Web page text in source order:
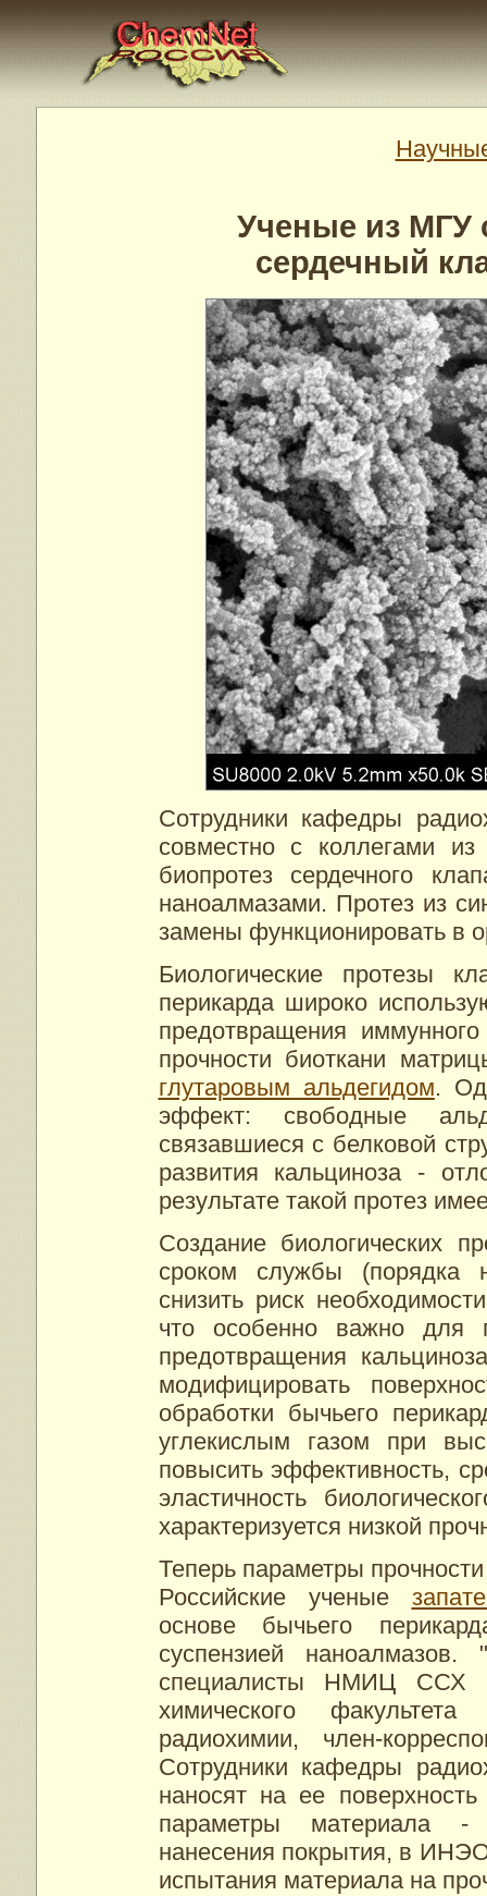
Ученые из МГУ
сердечный
Сотрудники кафедры
совместно с коллегами
биопротез сердечного
наноалмазами. Протез из
замены функционировать в
Биологические протезы
перикарда широко
предотвращения
прочности биоткани
глутаровым альдегидом.
эффект: свободные
связавшиеся с белковой
развития кальциноза -
результате такой протез
Создание биологических
сроком службы (порядка
снизить риск
что особенно важно для
предотвращения
модифицировать
обработки бычьего
углекислым газом при
повысить эффективность,
эластичность
характеризуется низкой
Теперь параметры
Российские ученые
основе бычьего
суспензией наноалмазов.
специалисты НМИЦ ССХ
химического
радиохимии, член-
Сотрудники кафедры
наносят на ее
параметры материала -
нанесения покрытия, в
испытания материала на